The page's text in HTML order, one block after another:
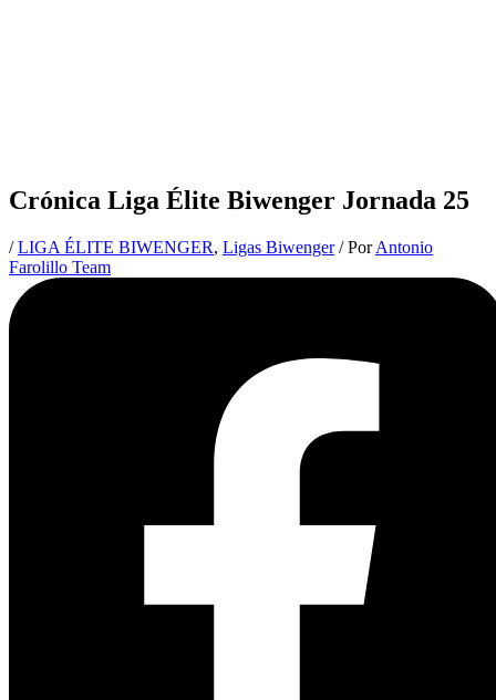
Crónica Liga Élite Biwenger Jornada 25
/LIGA ÉLITE BIWENGER, Ligas Biwenger/ PorAntonio
Farolillo Team